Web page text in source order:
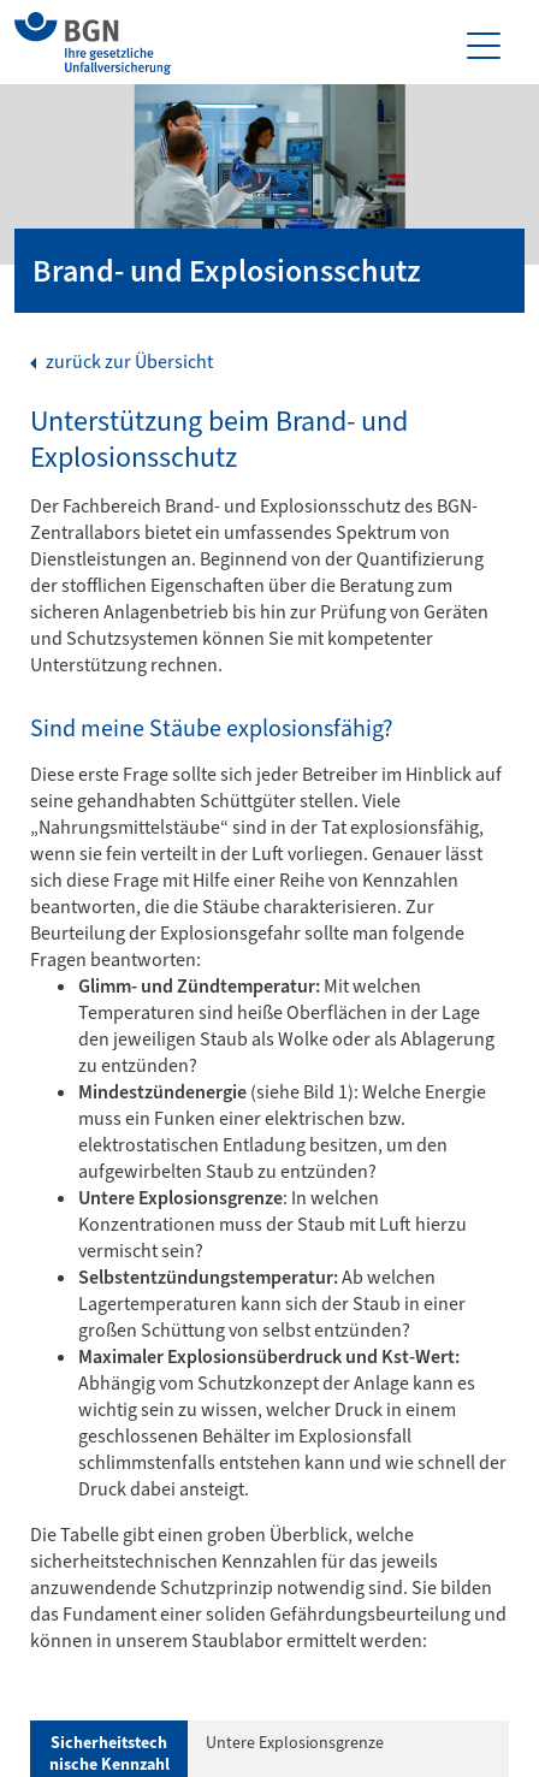
Brand- und Explosionsschutz
zurück zur Übersicht
Unterstützung beim Brand- und
Explosionsschutz
Der Fachbereich Brand- und Explosionsschutz des BGN-
Zentrallabors bietet ein umfassendes Spektrum von
Dienstleistungen an. Beginnend von der Quantifizierung
der stofflichen Eigenschaften über die Beratung zum
sicheren Anlagenbetrieb bis hin zur Prüfung von Geräten
und Schutzsystemen können Sie mit kompetenter
Unterstützung rechnen.
Sind meine Stäube explosionsfähig?
Diese erste Frage sollte sich jeder Betreiber im Hinblick auf
seine gehandhabten Schüttgüter stellen. Viele
„Nahrungsmittelstäube“ sind in der Tat explosionsfähig,
wenn sie fein verteilt in der Luft vorliegen. Genauer lässt
sich diese Frage mit Hilfe einer Reihe von Kennzahlen
beantworten, die die Stäube charakterisieren. Zur
Beurteilung der Explosionsgefahr sollte man folgende
Fragen beantworten:
Glimm- und Zündtemperatur:Mit welchen
Temperaturen sind heiße Oberflächen in der Lage
den jeweiligen Staub als Wolke oder als Ablagerung
zu entzünden?
Mindestzündenergie(siehe Bild 1): Welche Energie
muss ein Funken einer elektrischen bzw.
elektrostatischen Entladung besitzen, um den
aufgewirbelten Staub zu entzünden?
Untere Explosionsgrenze: In welchen
Konzentrationen muss der Staub mit Luft hierzu
vermischt sein?
Selbstentzündungstemperatur:Ab welchen
Lagertemperaturen kann sich der Staub in einer
großen Schüttung von selbst entzünden?
Maximaler Explosionsüberdruck und Kst-Wert:
Abhängig vom Schutzkonzept der Anlage kann es
wichtig sein zu wissen, welcher Druck in einem
geschlossenen Behälter im Explosionsfall
schlimmstenfalls entstehen kann und wie schnell der
Druck dabei ansteigt.
Die Tabelle gibt einen groben Überblick, welche
sicherheitstechnischen Kennzahlen für das jeweils
anzuwendende Schutzprinzip notwendig sind. Sie bilden
das Fundament einer soliden Gefährdungsbeurteilung und
können in unserem Staublabor ermittelt werden:
Sicherheitstech
nische Kennzahl
Untere Explosionsgrenze